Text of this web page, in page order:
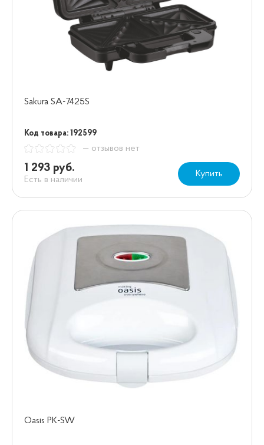
Sakura SA-7425S
Код товара: 192599
— отзывов нет
1 293 руб.
Есть в наличии
Купить
Oasis PK-SW